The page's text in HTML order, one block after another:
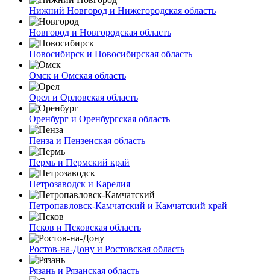
Нижний Новгород и Нижегородская область
Новгород и Новгородская область
Новосибирск и Новосибирская область
Омск и Омская область
Орел и Орловская область
Оренбург и Оренбургская область
Пенза и Пензенская область
Пермь и Пермский край
Петрозаводск и Карелия
Петропавловск-Камчатский и Камчатский край
Псков и Псковская область
Ростов-на-Дону и Ростовская область
Рязань и Рязанская область